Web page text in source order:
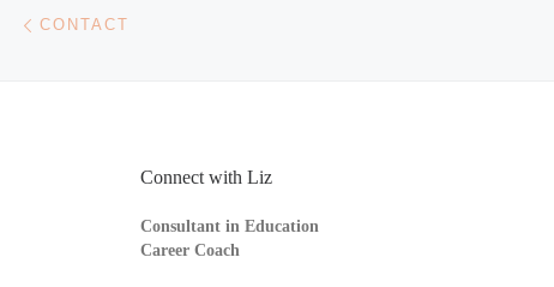
Navigation de l'article
CONTACT
Connect with Liz
Consultant in Education
Career Coach